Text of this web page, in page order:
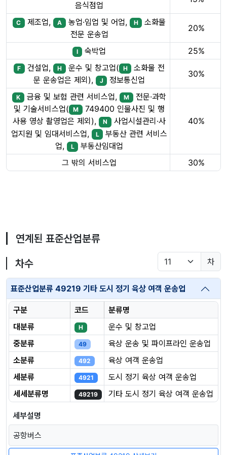
음식점업
C 제조업, A 농업·임업 및 어업, H
소화물
전문 운송업
20%
I 숙박업 25%
F 건설업, H 운수 및 창고업( H
소화물 전
문 운송업은 제외),
J 정보통신업
30%
K 금융 및 보험 관련 서비스업, M 전문·과학
및 기술서비스업( M 749400 인물사진 및 행
사용 영상 촬영업은 제외), N 사업시설관리·사
업지원 및 임대서비스업,
L
부동산 관련 서비스
업,
L 부동산임대업
40%
그 밖의 서비스업 30%
연계된 표준산업분류
차수
차
표준산업분류 49219 기타 도시 정기 육상 여객 운송업
구분 코드
분류명
대분류
H
운수 및 창고업
중분류
49
육상 운송 및 파이프라인 운송업
소분류
492
육상 여객 운송업
세분류
4921
도시 정기 육상 여객 운송업
세세분류명
49219 기타 도시 정기 육상 여객 운송업
세부설명
공항버스